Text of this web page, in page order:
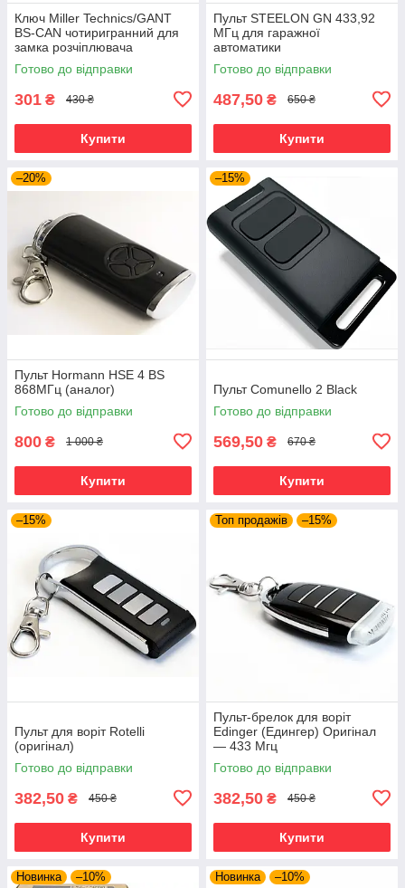
Ключ Miller Technics/GANT
BS-CAN чотиригранний для
замка розчіплювача
переведення в ручний режим
Готово до відправки
301 ₴ 430 ₴
Купити
Пульт STEELON GN 433,92
МГц для гаражної
автоматики
Готово до відправки
487,50 ₴ 650 ₴
Купити
–20%
Пульт Hormann HSE 4 BS
868МГц (аналог)
Готово до відправки
800 ₴ 1 000 ₴
Купити
–15%
Пульт Comunello 2 Black
Готово до відправки
569,50 ₴ 670 ₴
Купити
–15%
Пульт для воріт Rotelli
(оригінал)
Готово до відправки
382,50 ₴ 450 ₴
Купити
Топ продажів –15%
Пульт-брелок для воріт
Edinger (Едингер) Оригінал
— 433 Мгц
Готово до відправки
382,50 ₴ 450 ₴
Купити
Новинка –10% Новинка –10%